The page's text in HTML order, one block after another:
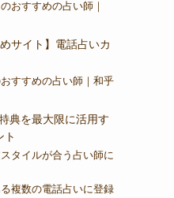
おすすめの占い師｜
サイト】電話占いカ
すすめの占い師｜和乎
典を最大限に活用す
ト
タイルが合う占い師に
複数の電話占いに登録